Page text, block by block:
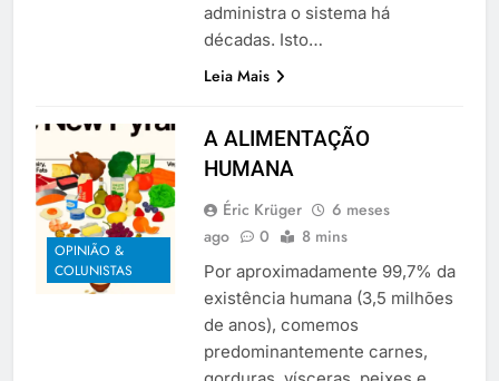
administra o sistema há
décadas. Isto…
Leia Mais
OPINIÃO &
COLUNISTAS
A ALIMENTAÇÃO
HUMANA
Éric Krüger
6 meses
ago
0 8 mins
Por aproximadamente 99,7% da
existência humana (3,5 milhões
de anos), comemos
predominantemente carnes,